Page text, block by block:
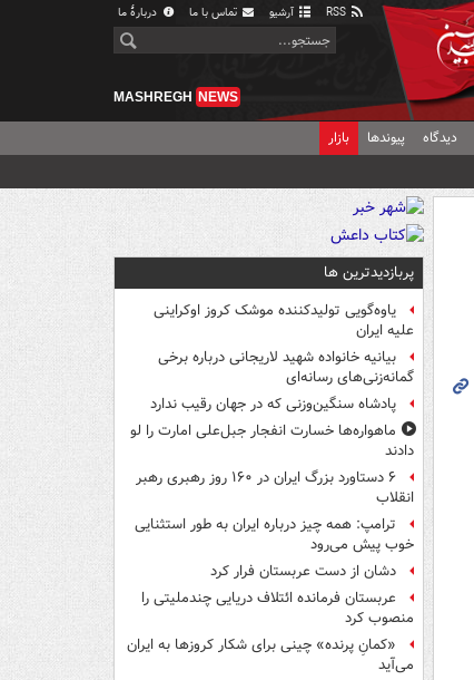
آرشیو تماس با ما دربارهٔ ما
MASHREGH NEWS
دیدگاه پیوندها بازار
پربازدیدترین ها
یاوه‌گویی تولیدکننده موشک کروز اوکراینی
علیه ایران
بیانیه خانواده شهید لاریجانی درباره برخی
گمانه‌زنی‌های رسانه‌ای
پادشاه سنگین‌وزنی که در جهان رقیب ندارد
ماهواره‌ها خسارت انفجار جبل‌علی امارت را لو
دادند
۶ دستاورد بزرگ ایران در ۱۶۰ روز رهبری رهبر
انقلاب
ترامپ: همه چیز درباره ایران به طور استثنایی
خوب پیش می‌رود
دشان از دست عربستان فرار کرد
عربستان فرمانده ائتلاف دریایی چندملیتی را
منصوب کرد
«کمانِ پرنده» چینی برای شکار کروزها به ایران
می‌آید